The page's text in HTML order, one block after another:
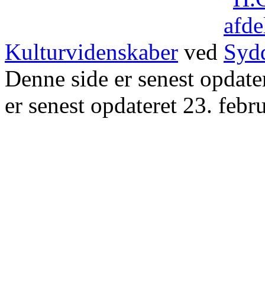
Kulturvidenskaber ved
Denne side er senest
er senest opdateret 23.